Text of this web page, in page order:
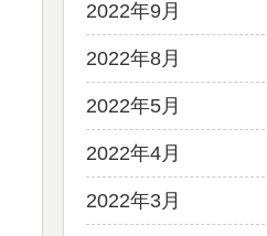
2022年9月
2022年8月
2022年5月
2022年4月
2022年3月